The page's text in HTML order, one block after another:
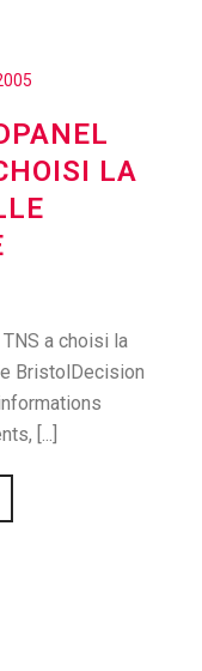
LA
a choisi la
BristolDecision
[...]